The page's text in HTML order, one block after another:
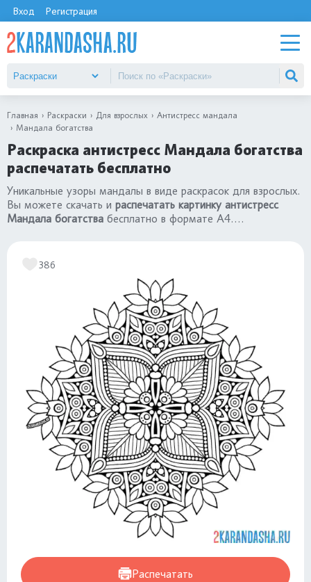
Вход Регистрация
Главная Раскраски Для взрослых
Антистресс мандала
Мандала богатства
Раскраска антистресс Мандала богатства
распечатать бесплатно
Уникальные узоры мандалы в виде раскрасок для взрослых.
Вы можете скачать и распечатать картинку антистресс
Мандала богатства бесплатно в формате А4.
386
Распечатать